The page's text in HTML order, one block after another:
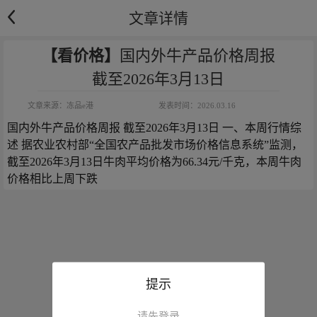
文章详情
【看价格】
国内外牛产品价格周报
截至2026年3月13日
文章来源： 冻品e港 发表时间： 2026.03.16
国内外牛产品价格周报 截至2026年3月13日 一、本周行情综
述 据农业农村部“全国农产品批发市场价格信息系统”监测，
截至2026年3月13日牛肉平均价格为66.34元/千克，本周牛肉
价格相比上周下跌
提示